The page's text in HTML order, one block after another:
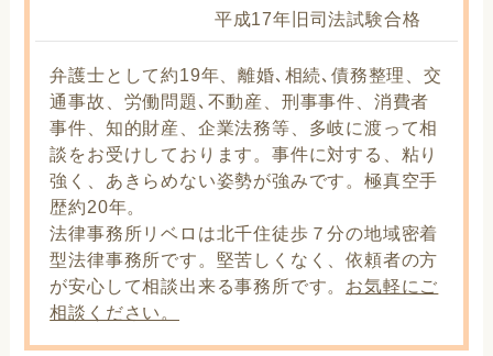
平成17年旧司法試験合格
弁護士として約19年、離婚､相続､債務整理、交
通事故、労働問題､不動産、刑事事件、消費者
事件、知的財産、企業法務等、多岐に渡って相
談をお受けしております。事件に対する、粘り
強く、あきらめない姿勢が強みです。極真空手
歴約20年。
法律事務所リベロは北千住徒歩７分の地域密着
型法律事務所です。堅苦しくなく、依頼者の方
が安心して相談出来る事務所です。 お気軽にご
相談ください。